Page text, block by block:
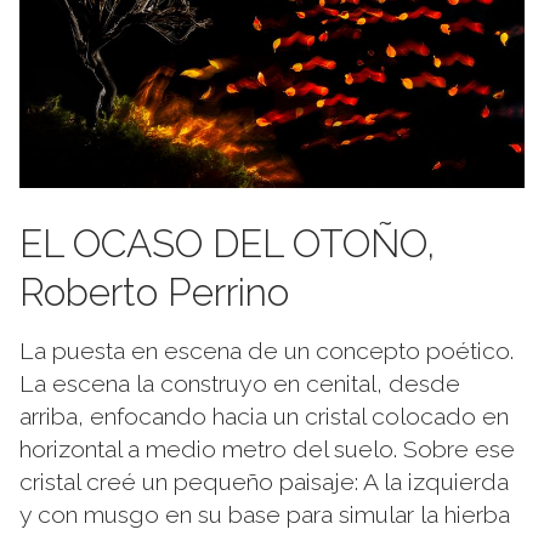
EL OCASO DEL OTOÑO,
Roberto Perrino
La puesta en escena de un concepto poético.
La escena la construyo en cenital, desde
arriba, enfocando hacia un cristal colocado en
horizontal a medio metro del suelo. Sobre ese
cristal creé un pequeño paisaje: A la izquierda
y con musgo en su base para simular la hierba